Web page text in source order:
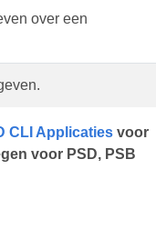
over een
CLI Applicaties voor
voor PSD, PSB